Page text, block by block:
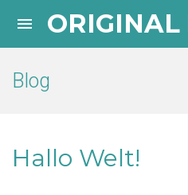

Blog
Hallo Welt!